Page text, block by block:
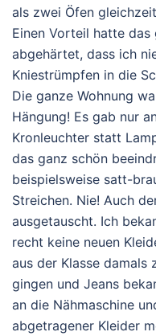
als zwei Öfen
Einen Vorteil hatte
abgehärtet, dass ich
Kniestrümpfen in die
Die ganze Wohnung
Hängung! Es gab nur
Kronleuchter statt
das ganz schön
beispielsweise satt-
Streichen. Nie! Auch
ausgetauscht. Ich
recht keine neuen
aus der Klasse damals
gingen und Jeans
an die Nähmaschine
abgetragener Kleider